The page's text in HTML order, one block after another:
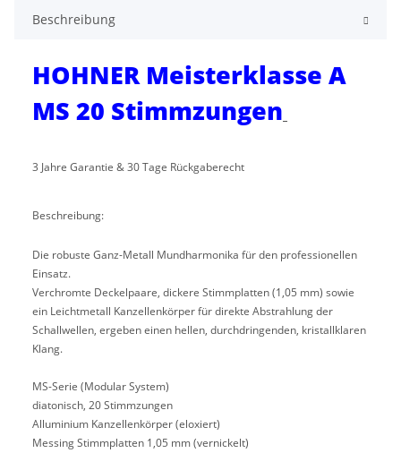
Beschreibung
HOHNER Meisterklasse A
MS 20 Stimmzungen
3 Jahre Garantie & 30 Tage Rückgaberecht
Beschreibung:
Die robuste Ganz-Metall Mundharmonika für den professionellen
Einsatz.
Verchromte Deckelpaare, dickere Stimmplatten (1,05 mm) sowie
ein Leichtmetall Kanzellenkörper für direkte Abstrahlung der
Schallwellen, ergeben einen hellen, durchdringenden, kristallklaren
Klang.
MS-Serie (Modular System)
diatonisch, 20 Stimmzungen
Alluminium Kanzellenkörper (eloxiert)
Messing Stimmplatten 1,05 mm (vernickelt)